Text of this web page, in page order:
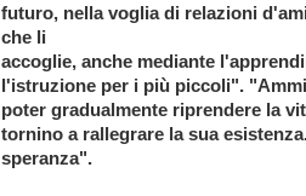
futuro, nella voglia di relazioni
che li
accoglie, anche mediante
l'istruzione per i più piccoli".
poter gradualmente riprendere la
tornino a rallegrare la sua
speranza".